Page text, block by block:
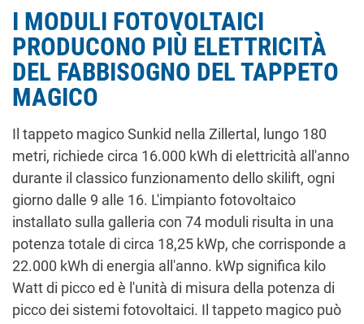
I MODULI FOTOVOLTAICI
PRODUCONO PIÙ ELETTRICITÀ
DEL FABBISOGNO DEL TAPPETO
MAGICO
Il tappeto magico Sunkid nella Zillertal, lungo 180
metri, richiede circa 16.000 kWh di elettricità all'anno
durante il classico funzionamento dello skilift, ogni
giorno dalle 9 alle 16. L'impianto fotovoltaico
installato sulla galleria con 74 moduli risulta in una
potenza totale di circa 18,25 kWp, che corrisponde a
22.000 kWh di energia all'anno. kWp significa kilo
Watt di picco ed è l'unità di misura della potenza di
picco dei sistemi fotovoltaici. Il tappeto magico può